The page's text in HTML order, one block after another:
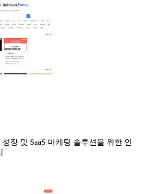
성장 및 SaaS 마케팅 솔루션을 위한 인